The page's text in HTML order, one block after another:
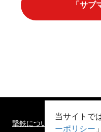
当サイトで
ーポリシー
「サブ
撃鉄について プライバ